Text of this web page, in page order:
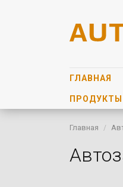
ГЛАВНАЯ
ПРОДУКТЫ
Главная